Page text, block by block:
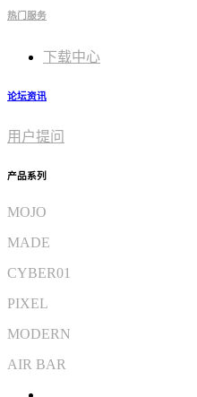
热门服务
下载中心
论坛资讯
用户提问
产品系列
MOJO
MADE
CYBER01
PIXEL
MODERN
AIR BAR